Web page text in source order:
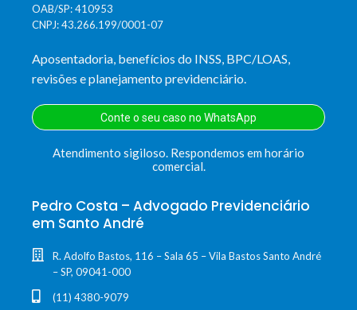
OAB/SP: 410953
CNPJ: 43.266.199/0001-07
Aposentadoria, benefícios do INSS, BPC/LOAS,
revisões e planejamento previdenciário.
Conte o seu caso no WhatsApp
Atendimento sigiloso. Respondemos em horário
comercial.
Pedro Costa – Advogado Previdenciário
em Santo André
R. Adolfo Bastos, 116 – Sala 65 – Vila Bastos Santo André
– SP, 09041-000
(11) 4380-9079